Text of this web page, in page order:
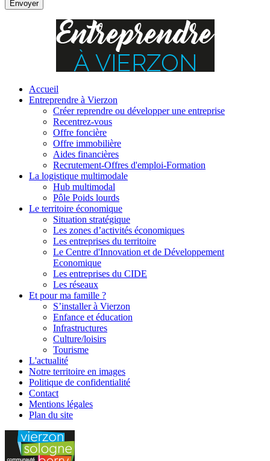
Accueil
Entreprendre à Vierzon
Créer reprendre ou développer une entreprise
Recentrez-vous
Offre foncière
Offre immobilière
Aides financières
Recrutement-Offres d'emploi-Formation
La logistique multimodale
Hub multimodal
Pôle Poids lourds
Le territoire économique
Situation stratégique
Les zones d’activités économiques
Les entreprises du territoire
Le Centre d'Innovation et de Développement
Economique
Les entreprises du CIDE
Les réseaux
Et pour ma famille ?
S’installer à Vierzon
Enfance et éducation
Infrastructures
Culture/loisirs
Tourisme
L'actualité
Notre territoire en images
Politique de confidentialité
Contact
Mentions légales
Plan du site